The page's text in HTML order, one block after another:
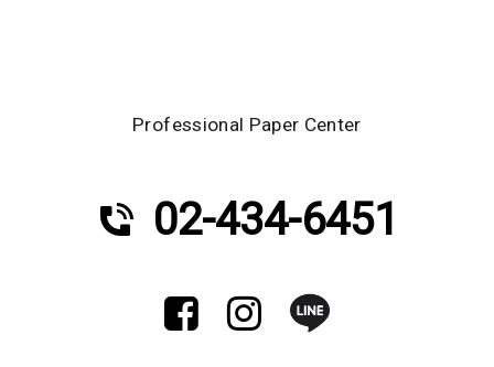
Professional Paper Center
02-434-6451